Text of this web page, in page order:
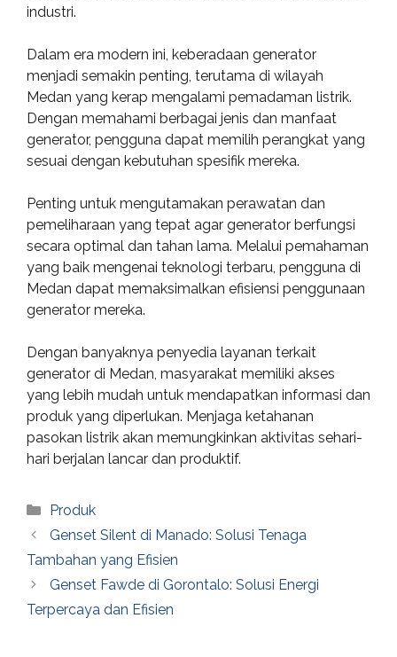
industri.
Dalam era modern ini, keberadaan generator
menjadi semakin penting, terutama di wilayah
Medan yang kerap mengalami pemadaman listrik.
Dengan memahami berbagai jenis dan manfaat
generator, pengguna dapat memilih perangkat yang
sesuai dengan kebutuhan spesifik mereka.
Penting untuk mengutamakan perawatan dan
pemeliharaan yang tepat agar generator berfungsi
secara optimal dan tahan lama. Melalui pemahaman
yang baik mengenai teknologi terbaru, pengguna di
Medan dapat memaksimalkan efisiensi penggunaan
generator mereka.
Dengan banyaknya penyedia layanan terkait
generator di Medan, masyarakat memiliki akses
yang lebih mudah untuk mendapatkan informasi dan
produk yang diperlukan. Menjaga ketahanan
pasokan listrik akan memungkinkan aktivitas sehari-
hari berjalan lancar dan produktif.
Categories
Produk
Genset Silent di Manado: Solusi Tenaga
Tambahan yang Efisien
Genset Fawde di Gorontalo: Solusi Energi
Terpercaya dan Efisien